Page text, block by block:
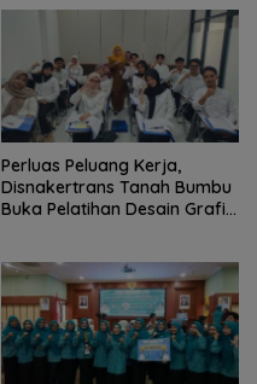
Perluas Peluang Kerja,
Disnakertrans Tanah Bumbu
Buka Pelatihan Desain Grafis